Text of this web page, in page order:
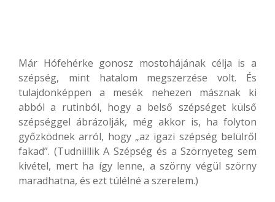
Már Hófehérke gonosz mostohájának célja is a
szépség, mint hatalom megszerzése volt. És
tulajdonképpen a mesék nehezen másznak ki
abból a rutinból, hogy a belső szépséget külső
szépséggel ábrázolják, még akkor is, ha folyton
győzködnek arról, hogy „az igazi szépség belülről
fakad”. (Tudniillik A Szépség és a Szörnyeteg sem
kivétel, mert ha így lenne, a szörny végül szörny
maradhatna, és ezt túlélné a szerelem.)